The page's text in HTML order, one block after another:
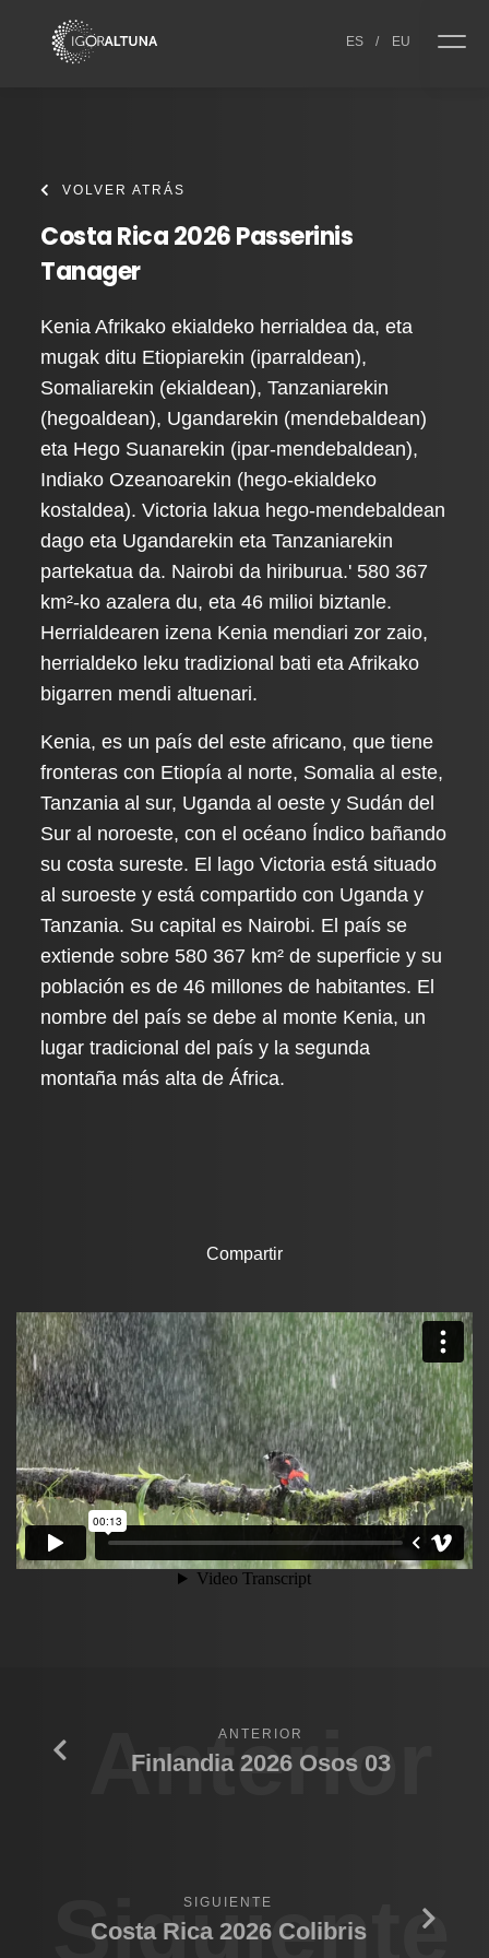
ES / EU
VOLVER ATRÁS
Costa Rica 2026 Passerinis
Tanager
Kenia Afrikako ekialdeko herrialdea da, eta
mugak ditu Etiopiarekin (iparraldean),
Somaliarekin (ekialdean), Tanzaniarekin
(hegoaldean), Ugandarekin (mendebaldean)
eta Hego Suanarekin (ipar-mendebaldean),
Indiako Ozeanoarekin (hego-ekialdeko
kostaldea). Victoria lakua hego-mendebaldean
dago eta Ugandarekin eta Tanzaniarekin
partekatua da. Nairobi da hiriburua.' 580 367
km²-ko azalera du, eta 46 milioi biztanle.
Herrialdearen izena Kenia mendiari zor zaio,
herrialdeko leku tradizional bati eta Afrikako
bigarren mendi altuenari.
Kenia, es un país del este africano, que tiene
fronteras con Etiopía al norte, Somalia al este,
Tanzania al sur, Uganda al oeste y Sudán del
Sur al noroeste, con el océano Índico bañando
su costa sureste. El lago Victoria está situado
al suroeste y está compartido con Uganda y
Tanzania. Su capital es Nairobi. El país se
extiende sobre 580 367 km² de superficie y su
población es de 46 millones de habitantes. El
nombre del país se debe al monte Kenia, un
lugar tradicional del país y la segunda
montaña más alta de África.
Compartir
Anterior
ANTERIOR
Finlandia 2026 Osos 03
Siguiente
SIGUIENTE
Costa Rica 2026 Colibris